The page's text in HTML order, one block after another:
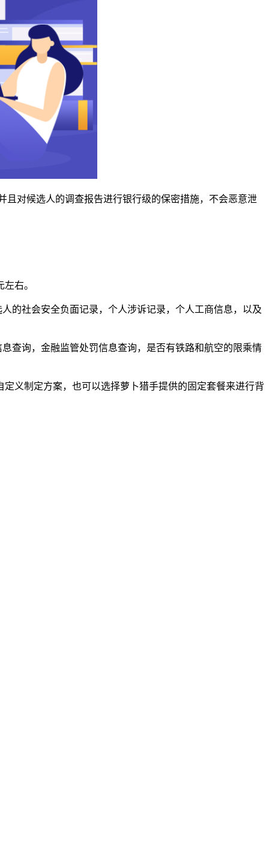
对候选人的调查报告进行银行级的保密措施，不会恶意泄
右。
的社会安全负面记录，个人涉诉记录，个人工商信息，以及
查询，金融监管处罚信息查询，是否有铁路和航空的限乘情
义制定方案，也可以选择萝卜猎手提供的固定套餐来进行背